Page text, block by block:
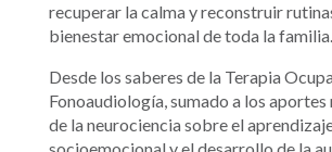
recuperar la calma y reconstruir
bienestar emocional de toda la familia.
Desde los saberes de la Terapia
Fonoaudiología, sumado a los aportes
de la neurociencia sobre el